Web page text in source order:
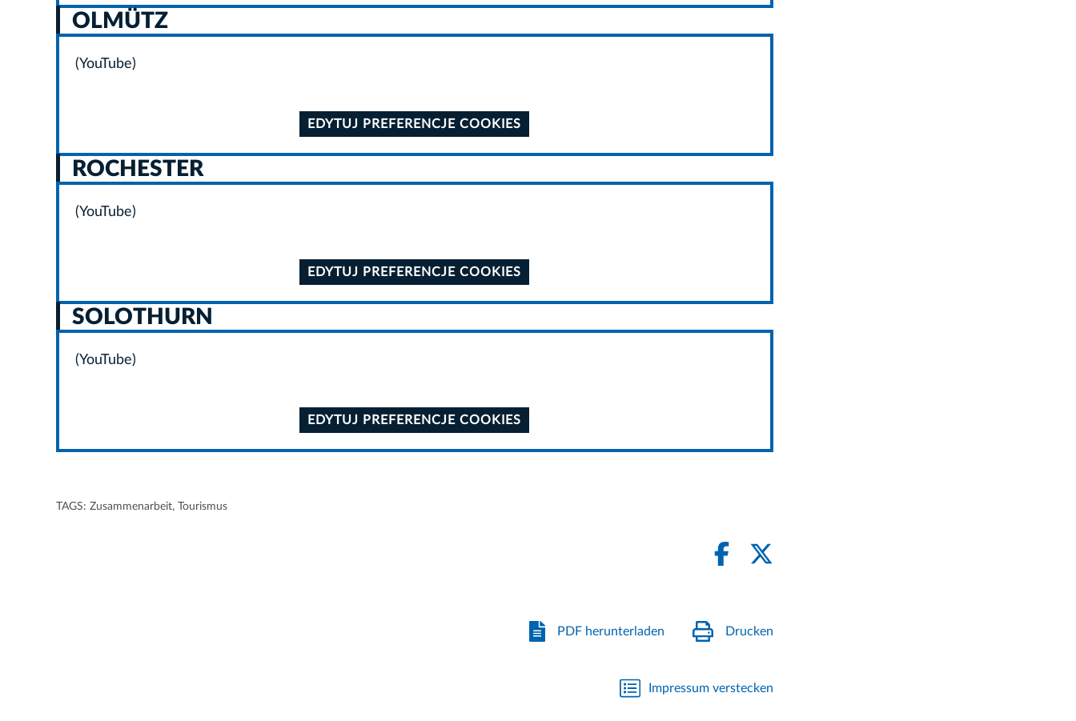
OLMÜTZ
(YouTube)
EDYTUJ PREFERENCJE COOKIES
ROCHESTER
(YouTube)
EDYTUJ PREFERENCJE COOKIES
SOLOTHURN
(YouTube)
EDYTUJ PREFERENCJE COOKIES
TAGS: Zusammenarbeit, Tourismus
PDF herunterladen Drucken
Impressum verstecken